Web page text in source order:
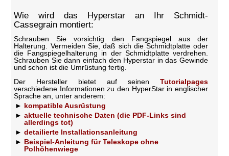
Wie wird das Hyperstar an Ihr Schmidt-
Cassegrain montiert:
Schrauben Sie vorsichtig den Fangspiegel aus der
Halterung. Vermeiden Sie, daß sich die Schmidtplatte oder
die Fangspiegelhalterung in der Schmidtplatte verdrehen.
Schrauben Sie dann einfach den Hyperstar in das Gewinde
und schon ist die Umrüstung fertig.
Der Hersteller bietet auf seinen Tutorialpages
verschiedene Informationen zu den HyperStar in englischer
Sprache an, unter anderem:
kompatible Ausrüstung
aktuelle technische Daten (die PDF-Links sind
allerdings tot)
detailierte Installationsanleitung
Beispiel-Anleitung für Teleskope ohne
Polhöhenwiege